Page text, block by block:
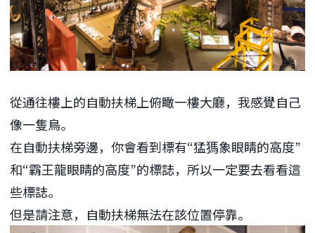
從通往樓上的自動扶梯上俯瞰一樓大廳，我感覺自己
像一隻鳥。
在自動扶梯旁邊，你會看到標有“猛獁象眼睛的高度”
和“霸王龍眼睛的高度”的標誌，所以一定要去看看這
些標誌。
但是請注意，自動扶梯無法在該位置停靠。